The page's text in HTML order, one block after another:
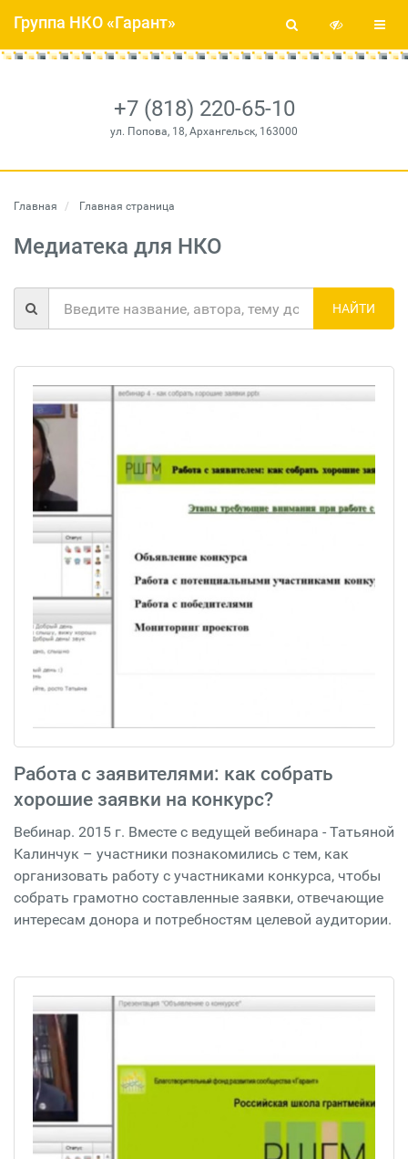
+7 (818) 220-65-10
ул. Попова, 18, Архангельск, 163000
Группа НКО «Гарант»
Главная Главная страница
Медиатека для НКО
НАЙТИ
Работа с заявителями: как собрать
хорошие заявки на конкурс?
Вебинар. 2015 г. Вместе с ведущей вебинара - Татьяной
Калинчук – участники познакомились с тем, как
организовать работу с участниками конкурса, чтобы
собрать грамотно составленные заявки, отвечающие
интересам донора и потребностям целевой аудитории.